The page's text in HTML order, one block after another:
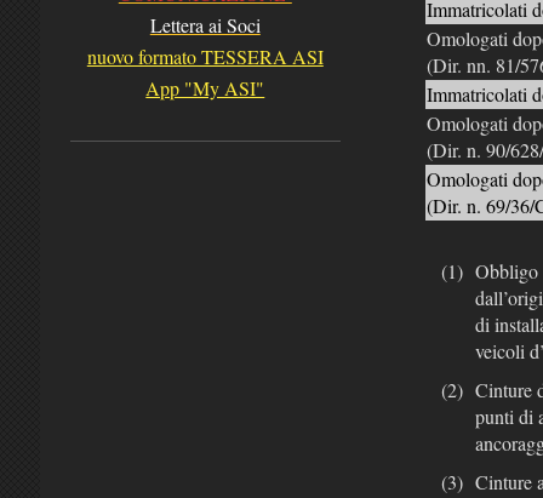
Immatricolati
Omologati
(Dir. nn. 81/
Immatricolati
Omologati
(Dir. n. 90/
Omologati
(Dir. n. 69/36/
(1) Obbligo
di
veicoli
(2) Cinture
punti di
(3) Cinture
Lettera ai Soci
nuovo formato TESSERA ASI
App "My ASI"